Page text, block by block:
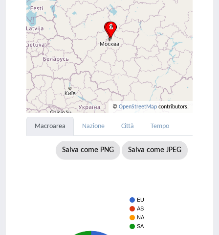
© OpenStreetMap contributors.
Macroarea Nazione Città Tempo
Salva come PNG Salva come JPEG
EU
AS
NA
SA